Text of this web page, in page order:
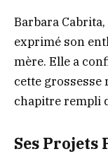
Barbara
exprimé son
mère. Elle a
cette grossesse
chapitre rempli
Ses Projets